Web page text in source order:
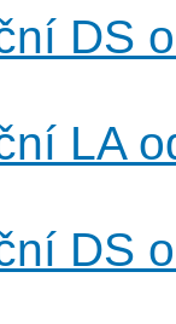
DS
LA
DS